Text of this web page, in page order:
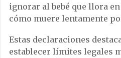
ignorar al bebé que llora
cómo muere lentamente
Estas declaraciones
establecer límites legales